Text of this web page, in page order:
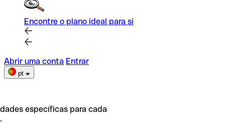
Encontre o plano ideal para si
Abrir uma conta Entrar
pt
específicas para cada